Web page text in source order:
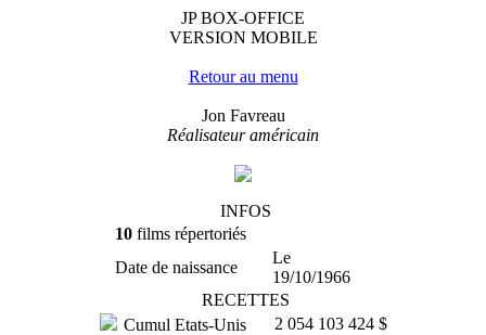
JP BOX-OFFICE
VERSION MOBILE
Retour au menu
Jon Favreau
Réalisateur américain
INFOS
10films répertoriés
Date de naissance
Le
19/10/1966
RECETTES
Cumul Etats-Unis
2 054 103 424 $